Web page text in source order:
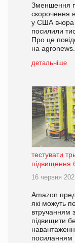
Зменшення
скорочення
у США вчора
посилили
Про це
на
детальніше
тестувати
підвищення
16 червня
Amazon
які можуть
втручанням
підвищити
посиланням